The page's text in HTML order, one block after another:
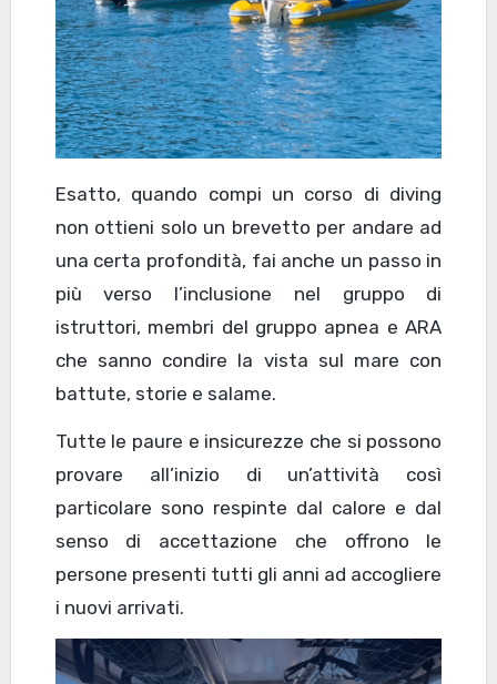
Esatto, quando compi un corso di diving
non ottieni solo un brevetto per andare ad
una certa profondità, fai anche un passo in
più verso l’inclusione nel gruppo di
istruttori, membri del gruppo apnea e ARA
che sanno condire la vista sul mare con
battute, storie e salame.
Tutte le paure e insicurezze che si possono
provare all’inizio di un’attività così
particolare sono respinte dal calore e dal
senso di accettazione che offrono le
persone presenti tutti gli anni ad accogliere
i nuovi arrivati.